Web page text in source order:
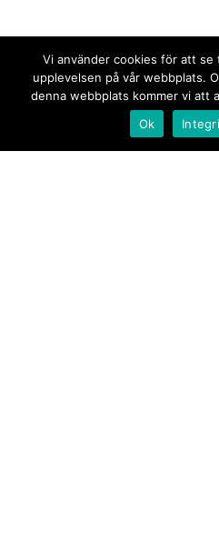
Vi använder cookies för att
upplevelsen på vår webbplats.
denna webbplats kommer vi att
Ok